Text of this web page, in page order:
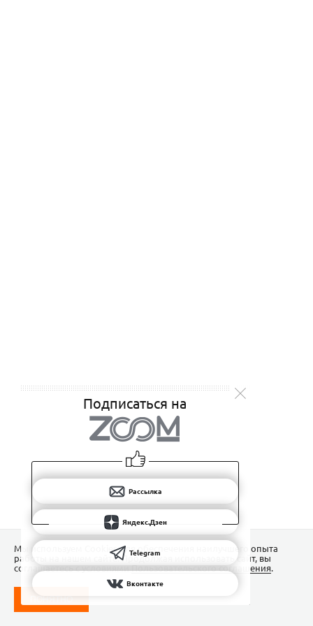
Подписаться на
Рассылка
Яндекс.Дзен
Telegram
Вконтакте
Мы используем Сookies для обеспечения наилучшего опыта
работы на нашем сайте. Продолжая использовать сайт, вы
соглашаетесь с условиямиПользовательского соглашения.
ПОНЯТНО